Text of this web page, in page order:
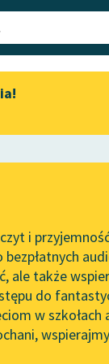
Tunkiel
Wolnych
– „Marzenie
Elkan
x
idealna na
i
ale także
do
w